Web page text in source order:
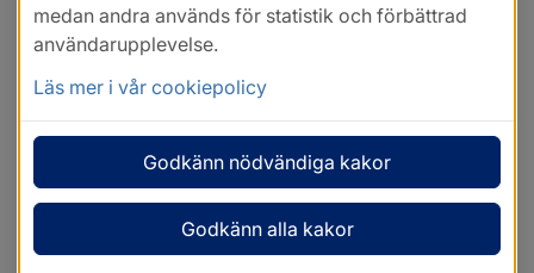
medan andra används för statistik och förbättrad
användarupplevelse.
Läs mer i vår cookiepolicy
Godkänn nödvändiga kakor
Godkänn alla kakor